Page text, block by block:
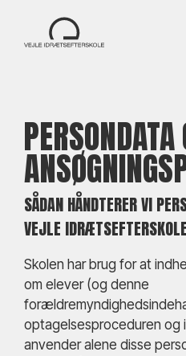
PERSONDATA
SÅDAN HÅNDTERER VI
VEJLE IDRÆTSEFTERSKOLE
Skolen har brug for at
om elever (og denne
optagelsesproceduren og
anvender alene disse